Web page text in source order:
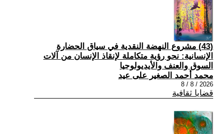
(43) مشروع النهضة النقدية في سياق الحضارة
الإنسانية: نحو رؤية متكاملة لإنقاذ الإنسان من آلات
السوق والعنف والأيديولوجيا
محمد أحمد الصغير على عيد
2026 / 8 / 8
قضايا ثقافية